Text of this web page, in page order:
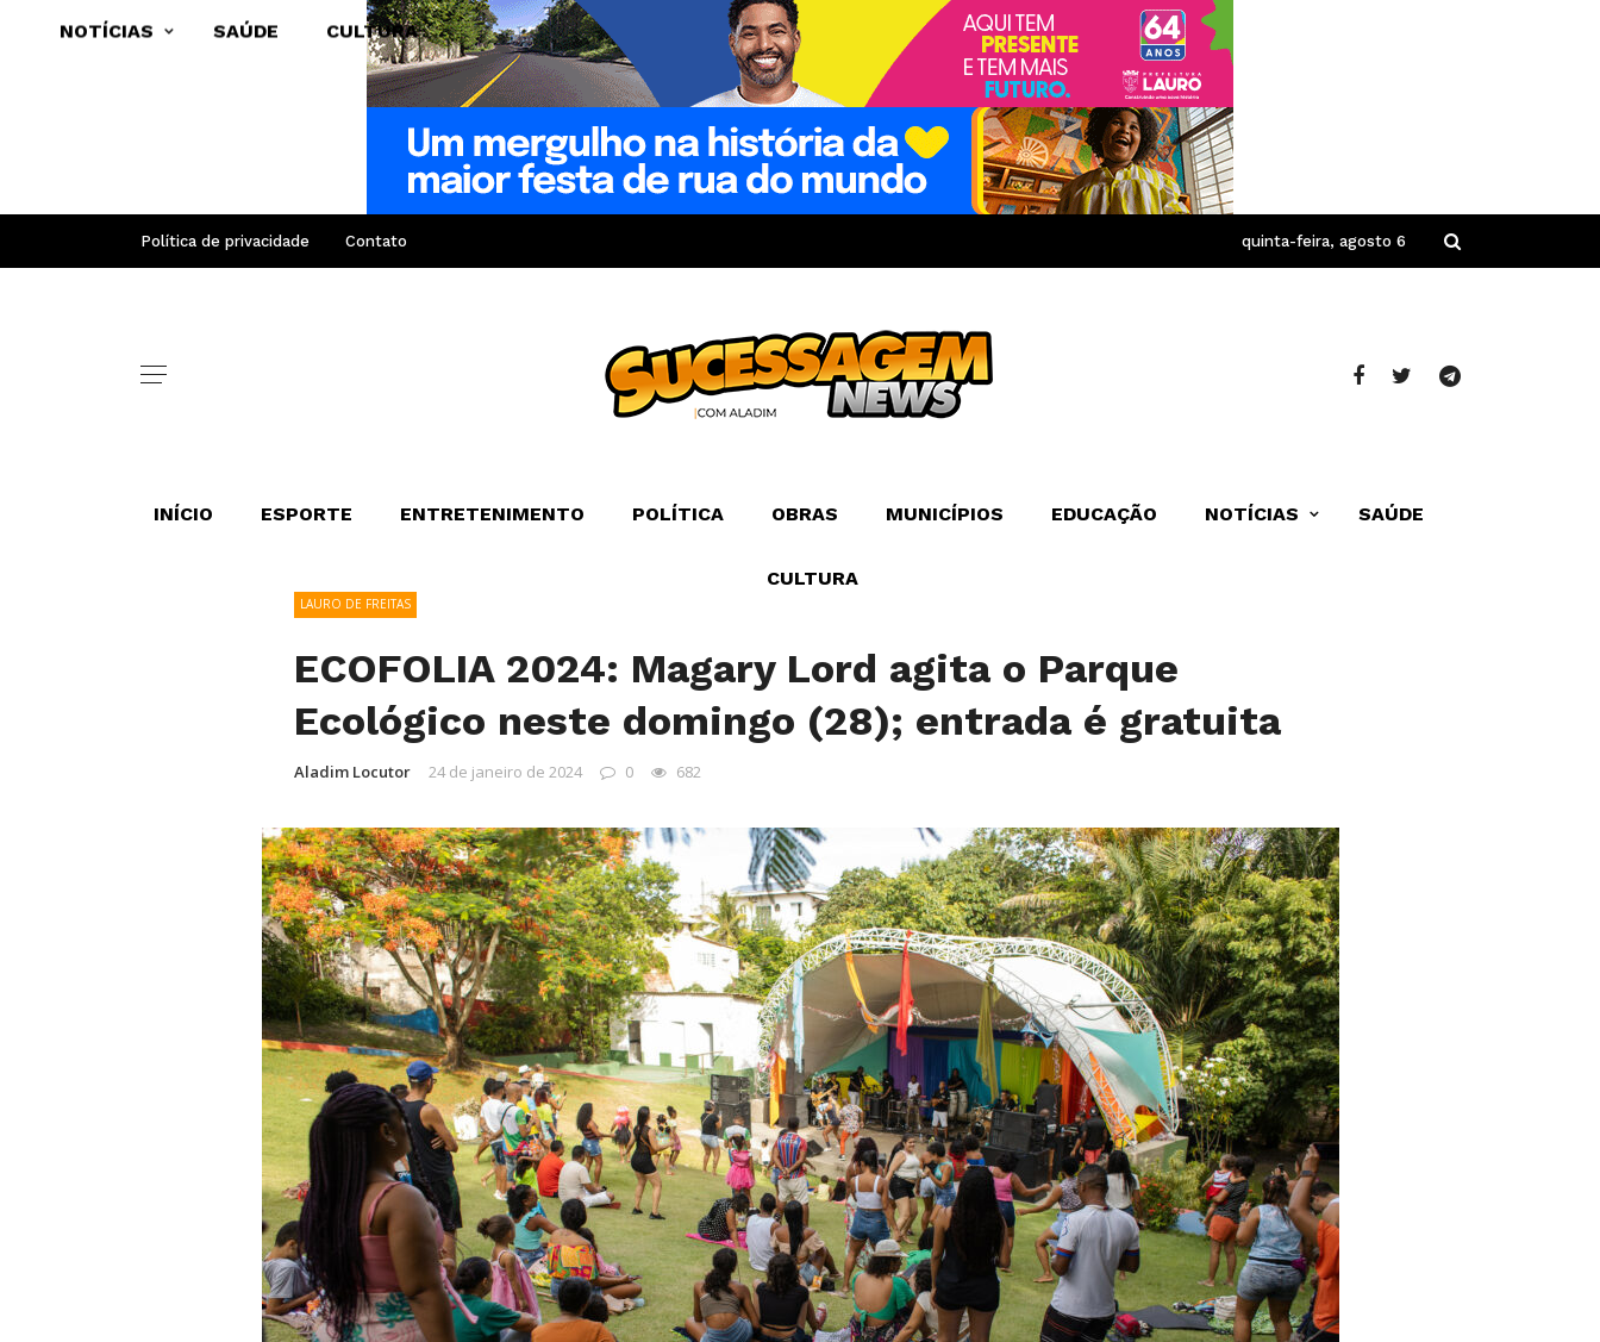
Política de privacidade Contato quinta-feira, agosto 6
INÍCIO ESPORTE ENTRETENIMENTO POLÍTICA OBRAS MUNICÍPIOS EDUCAÇÃO NOTÍCIAS SAÚDE
CULTURA
NOTÍCIAS SAÚDE CULTURA
LAURO DE FREITAS
ECOFOLIA 2024: Magary Lord agita o Parque
Ecológico neste domingo (28); entrada é gratuita
Aladim Locutor 24 de janeiro de 2024 0 682